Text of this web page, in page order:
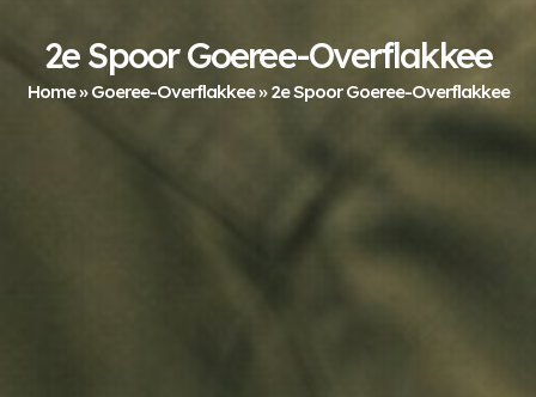
2e Spoor Goeree-Overflakkee
Home»Goeree-Overflakkee»2e Spoor Goeree-Overflakkee